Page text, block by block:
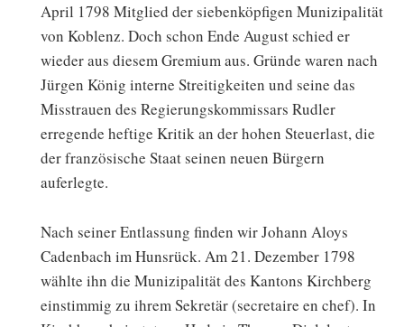
April 1798 Mitglied der siebenköpfigen Munizipalität
von Koblenz. Doch schon Ende August schied er
wieder aus diesem Gremium aus. Gründe waren nach
Jürgen König interne Streitigkeiten und seine das
Misstrauen des Regierungskommissars Rudler
erregende heftige Kritik an der hohen Steuerlast, die
der französische Staat seinen neuen Bürgern
auferlegte.
Nach seiner Entlassung finden wir Johann Aloys
Cadenbach im Hunsrück. Am 21. Dezember 1798
wählte ihn die Munizipalität des Kantons Kirchberg
einstimmig zu ihrem Sekretär (secretaire en chef). In